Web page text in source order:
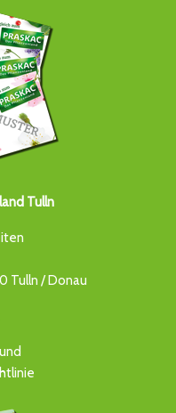
Tulln
Tulln / Donau